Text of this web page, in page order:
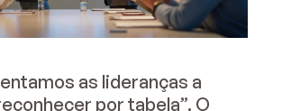
as lideranças a
por tabela”. O